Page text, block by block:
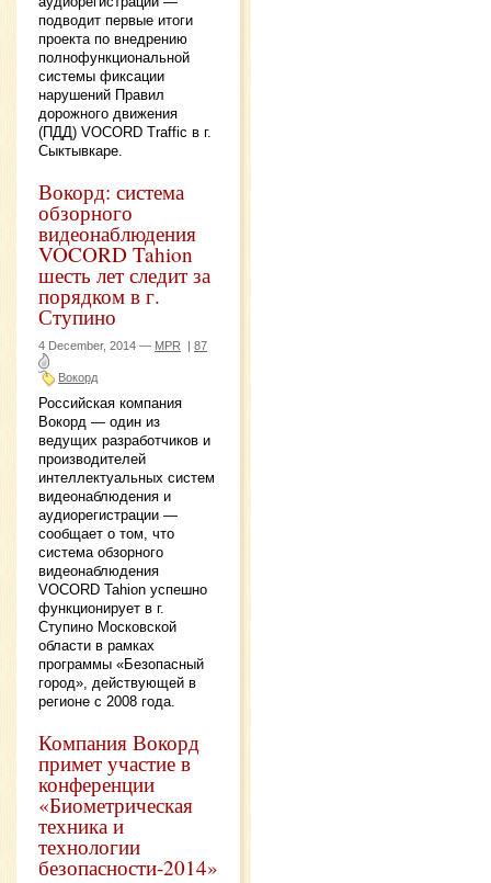
подводит первые итоги
проекта по внедрению
полнофункциональной
системы фиксации
нарушений Правил
дорожного движения
(ПДД) VOCORD Traffic в г.
Сыктывкаре.
Вокорд: система
обзорного
видеонаблюдения
VOCORD Tahion
шесть лет следит за
порядком в г.
Ступино
4 December, 2014 — MPR | 87
Вокорд
Российская компания
Вокорд — один из
ведущих разработчиков и
производителей
интеллектуальных систем
видеонаблюдения и
аудиорегистрации —
сообщает о том, что
система обзорного
видеонаблюдения
VOCORD Tahion успешно
функционирует в г.
Ступино Московской
области в рамках
программы «Безопасный
город», действующей в
регионе с 2008 года.
Компания Вокорд
примет участие в
конференции
«Биометрическая
техника и
технологии
безопасности-2014»